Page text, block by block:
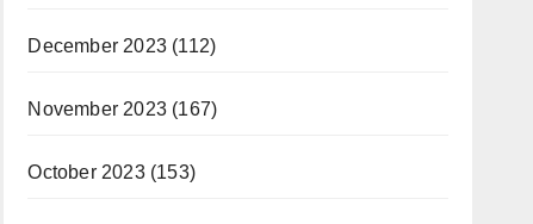
December 2023(112)
November 2023(167)
October 2023(153)